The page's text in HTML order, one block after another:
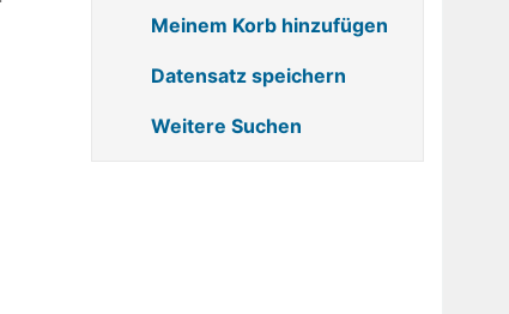
Meinem Korb hinzufügen
Datensatz speichern
Weitere Suchen